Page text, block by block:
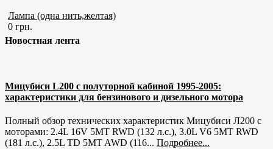
Лампа (одна нить,желтая)
0 грн.
Новостная лента
Мицубиси L200 с полуторной кабиной 1995-2005:
характеристики для бензинового и дизельного мотора
Полный обзор технических характеристик Мицубиси Л200 с
моторами: 2.4L 16V 5MT RWD (132 л.с.), 3.0L V6 5MT RWD
(181 л.с.), 2.5L TD 5MT AWD (116... Подробнее...